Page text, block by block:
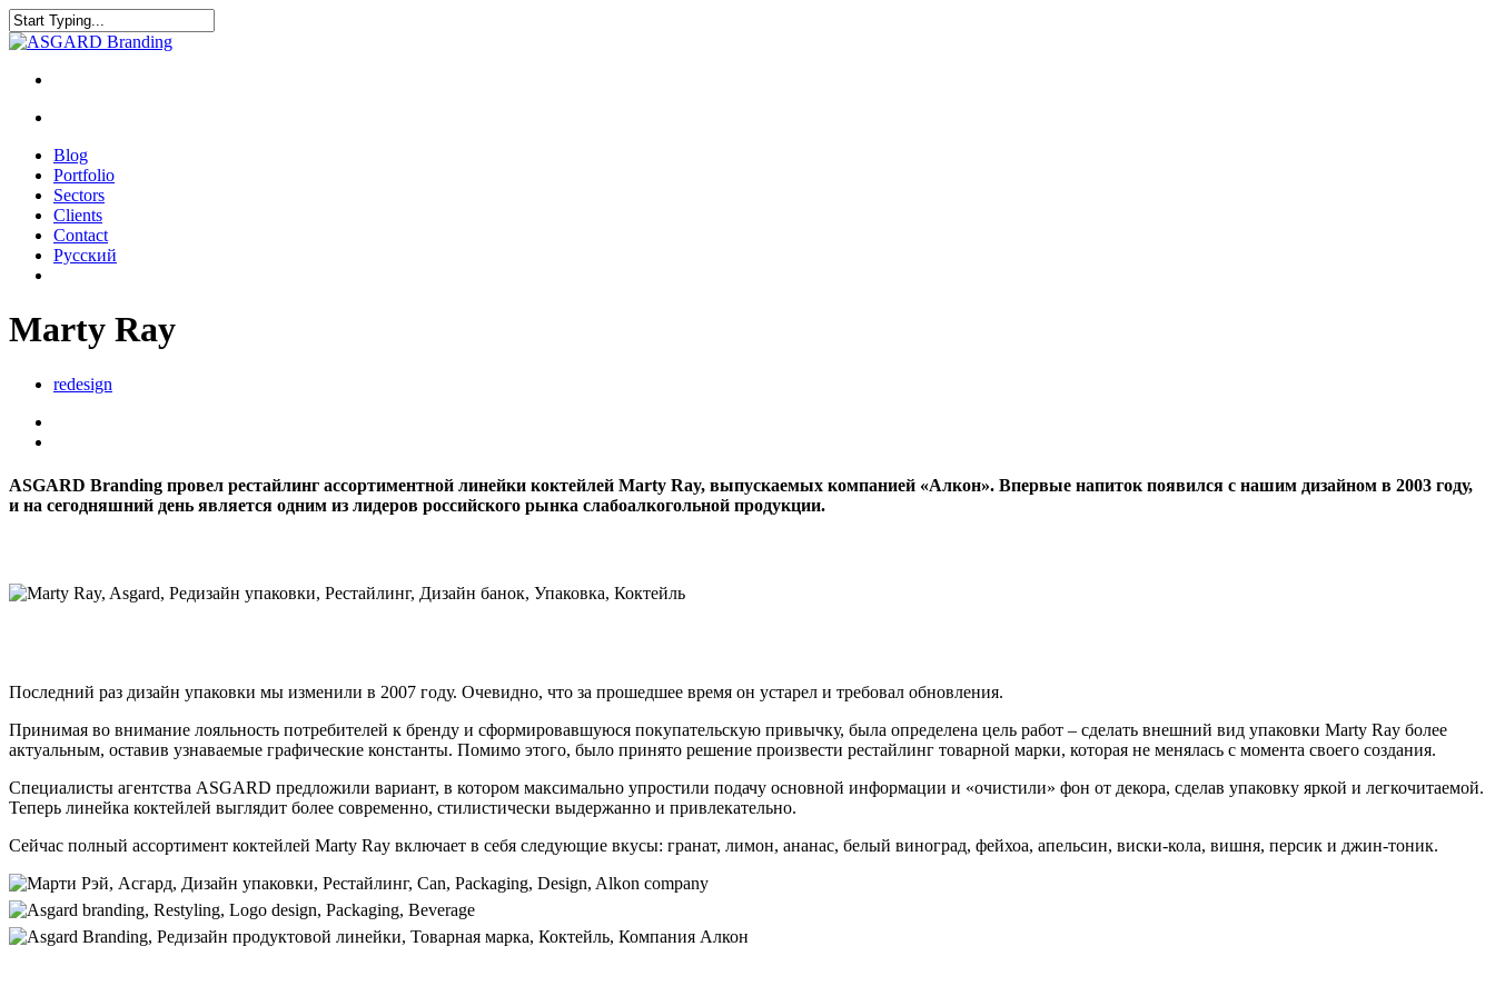
Blog
Portfolio
Sectors
Clients
Contact
Русский
Marty Ray
redesign
ASGARD Branding провел рестайлинг ассортиментной линейки коктейлей Marty Ray, выпускаемых компанией «Алкон». Впервые напиток появился с нашим дизайном в 2003 году,
и на сегодняшний день является одним из лидеров российского рынка слабоалкогольной продукции.
Последний раз дизайн упаковки мы изменили в 2007 году. Очевидно, что за прошедшее время он устарел и требовал обновления.
Принимая во внимание лояльность потребителей к бренду и сформировавшуюся покупательскую привычку, была определена цель работ – сделать внешний вид упаковки Marty Ray более
актуальным, оставив узнаваемые графические константы. Помимо этого, было принято решение произвести рестайлинг товарной марки, которая не менялась с момента своего создания.
Специалисты агентства ASGARD предложили вариант, в котором максимально упростили подачу основной информации и «очистили» фон от декора, сделав упаковку яркой и легкочитаемой.
Теперь линейка коктейлей выглядит более современно, стилистически выдержанно и привлекательно.
Сейчас полный ассортимент коктейлей Marty Ray включает в себя следующие вкусы: гранат, лимон, ананас, белый виноград, фейхоа, апельсин, виски-кола, вишня, персик и джин-тоник.